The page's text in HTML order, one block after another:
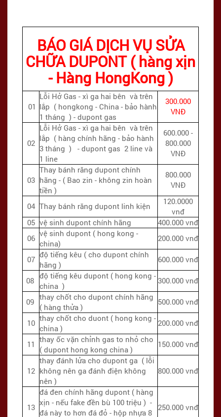
BÁO GIÁ DỊCH VỤ SỬA
CHỮA DUPONT ( hàng xịn
- Hàng HongKong )
01
Lỗi Hở Gas - xì ga hai bên và trên
lắp ( hongkong - China - bảo hành
1 tháng ) - dupont gas
300.000
VNĐ
02
Lỗi Hở Gas - xì ga hai bên và trên
lắp ( hàng chính hãng - bảo hành
3 tháng ) - dupont gas 2 line và
1 line
600.000 -
800.000
VNĐ
03
Thay bánh răng dupont chính
hãng - ( Bao zin - không zin hoàn
tiền )
800.000
VNĐ
04 Thay bánh răng dupont linh kiện
120.0000
vnđ
05 vệ sinh dupont chính hãng
400.000 vnđ
06 vệ sinh dupont ( hong kong -
china)
200.000 vnđ
07 độ tiếng kêu ( cho dupont chính
hãng )
600.000 vnđ
08 độ tiếng kêu dupont ( hong kong -
china )
300.000 vnđ
09 thay chốt cho dupont chính hãng
( hàng thửa )
500.000 vnđ
10 thay chốt cho duont ( hong kong -
china )
200.000 vnđ
11 thay ốc vặn chỉnh gas to nhỏ cho
( dupont hong kong china )
150.000 vnđ
12
thay đánh lửa cho dupont ga ( lỗi
không nên ga đánh điện không
nên )
800.000 vnđ
13
đá đen chính hãng dupont ( hàng
xịn - nếu fake đền bù 100 triệu ) -
đá này to hơn đá đỏ - hộp nhựa 8
250.000 vnđ